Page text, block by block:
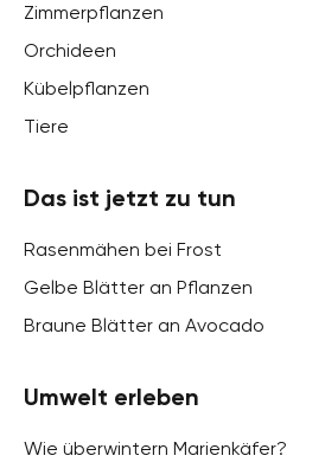
Zimmerpflanzen
Orchideen
Kübelpflanzen
Tiere
Das ist jetzt zu tun
Rasenmähen bei Frost
Gelbe Blätter an Pflanzen
Braune Blätter an Avocado
Umwelt erleben
Wie überwintern Marienkäfer?